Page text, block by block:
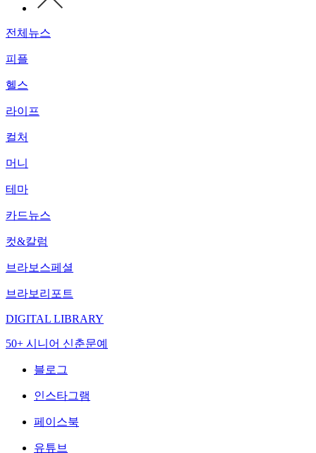
전체뉴스
피플
헬스
라이프
컬처
머니
테마
카드뉴스
컷&칼럼
브라보스페셜
브라보리포트
DIGITAL LIBRARY
50+ 시니어 신춘문예
블로그
인스타그램
페이스북
유튜브